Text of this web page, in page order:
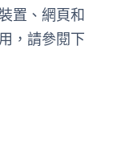
置、網頁和
，請參閱下